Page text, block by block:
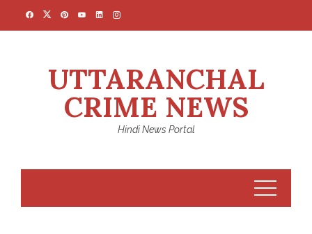
UTTARANCHAL
CRIME NEWS
Hindi News Portal